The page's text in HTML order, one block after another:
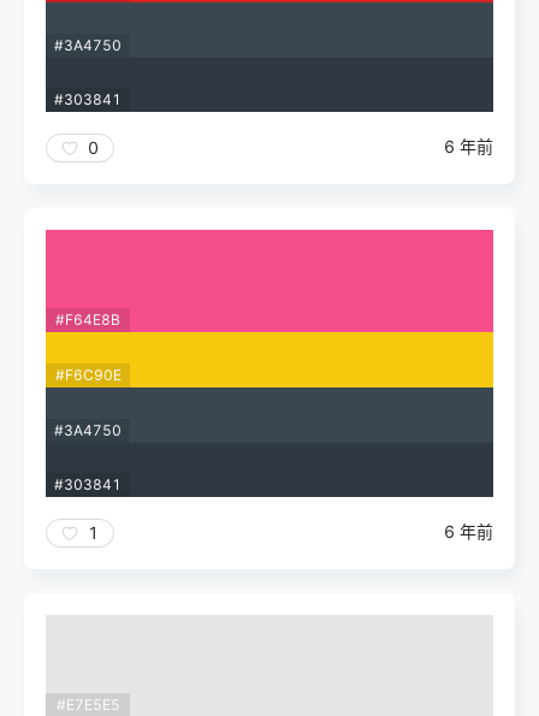
#3A4750
#303841
0 6 年前
#F64E8B
#F6C90E
#3A4750
#303841
1 6 年前
#E7E5E5